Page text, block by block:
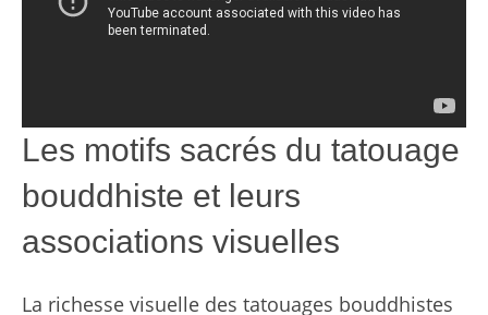
Les motifs sacrés du tatouage
bouddhiste et leurs
associations visuelles
La richesse visuelle des tatouages bouddhistes